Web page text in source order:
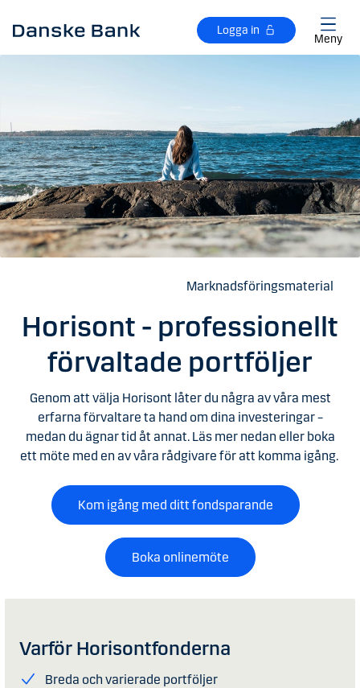
Logga in
Meny
Marknadsföringsmaterial
Horisont - professionellt
förvaltade portföljer
Genom att välja Horisont låter du några av våra mest
erfarna förvaltare ta hand om dina investeringar –
medan du ägnar tid åt annat. Läs mer nedan eller boka
ett möte med en av våra rådgivare för att komma igång.
Kom igång med ditt fondsparande
Boka onlinemöte
Varför Horisontfonderna
Breda och varierade portföljer